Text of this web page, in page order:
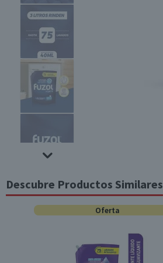
Descubre Productos Similares
Oferta